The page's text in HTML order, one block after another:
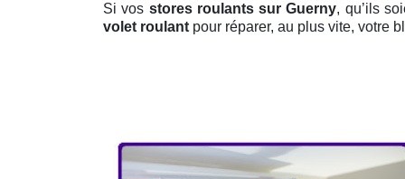
Si vos stores roulants sur Guerny, qu’ils
volet roulant pour réparer, au plus vite, votre